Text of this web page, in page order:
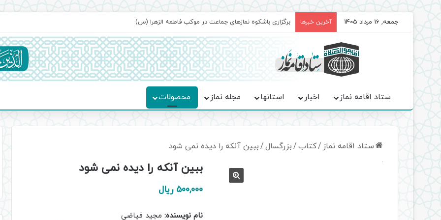
جمعه, 16 مرداد 1405 آخرین خبرها سروده‌ «اربعین»؛ روایت حماسه، استقامت و تمدن‌سازی امت اسلامی
ستاد اقامه نماز اخبار استانها مجله نماز محصولات
ستاد اقامه نماز /کتاب/بزرگسال/ببین آنکه را دیده نمی شود
ببین آنکه را دیده نمی شود
500,000 ریال
نام نویسنده:مجید فیاضی